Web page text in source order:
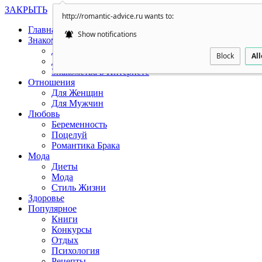
http://romantic-advice.ru wants to:
Show notifications
Block
ЗАКРЫТЬ
Главная
Знакомства
Для Женщин
Для Мужчин
Знакомства в Интернете
Отношения
Для Женщин
Для Мужчин
Любовь
Беременность
Поцелуй
Романтика Брака
Мода
Диеты
Мода
Стиль Жизни
Здоровье
Популярное
Книги
Конкурсы
Отдых
Психология